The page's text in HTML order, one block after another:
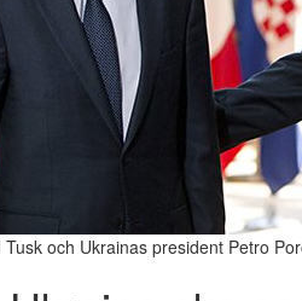
och Ukrainas president Petro